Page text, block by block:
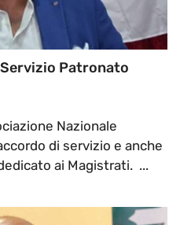
Patronato
Nazionale
di servizio e anche
ai Magistrati. ...